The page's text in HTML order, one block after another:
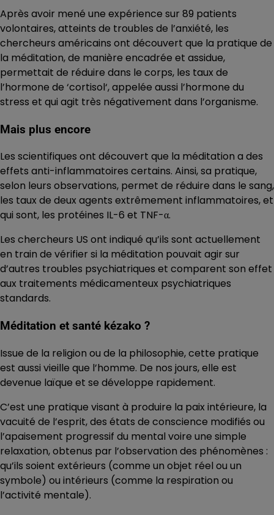
Après avoir mené une expérience sur 89 patients
volontaires, atteints de troubles de l’anxiété, les
chercheurs américains ont découvert que la pratique de
la méditation, de manière encadrée et assidue,
permettait de réduire dans le corps, les taux de
l’hormone de ‘cortisol‘, appelée aussi l’hormone du
stress et qui agit très négativement dans l’organisme.
Mais plus encore
Les scientifiques ont découvert que la méditation a des
effets anti-inflammatoires certains. Ainsi, sa pratique,
selon leurs observations, permet de réduire dans le sang,
les taux de deux agents extrêmement inflammatoires, et
qui sont, les protéines IL-6 et TNF-α.
Les chercheurs US ont indiqué qu’ils sont actuellement
en train de vérifier si la méditation pouvait agir sur
d’autres troubles psychiatriques et comparent son effet
aux traitements médicamenteux psychiatriques
standards.
Méditation et santé kézako ?
Issue de la religion ou de la philosophie, cette pratique
est aussi vieille que l’homme. De nos jours, elle est
devenue laïque et se développe rapidement.
C’est une pratique visant à produire la paix intérieure, la
vacuité de l’esprit, des états de conscience modifiés ou
l’apaisement progressif du mental voire une simple
relaxation, obtenus par l’observation des phénomènes :
qu’ils soient extérieurs (comme un objet réel ou un
symbole) ou intérieurs (comme la respiration ou
l’activité mentale).